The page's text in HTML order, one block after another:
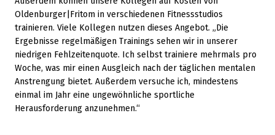
Oldenburger|Fritom in verschiedenen Fitnessstudios
trainieren. Viele Kollegen nutzen dieses Angebot. „Die
Ergebnisse regelmäßigen Trainings sehen wir in unserer
niedrigen Fehlzeitenquote. Ich selbst trainiere mehrmals pro
Woche, was mir einen Ausgleich nach der täglichen mentalen
Anstrengung bietet. Außerdem versuche ich, mindestens
einmal im Jahr eine ungewöhnliche sportliche
Herausforderung anzunehmen.“